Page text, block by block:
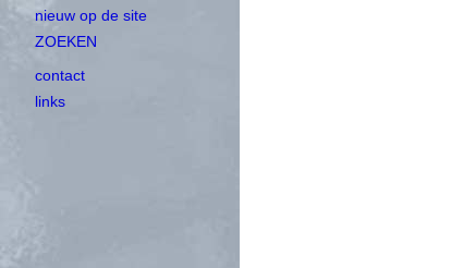
nieuw op de site
ZOEKEN
contact
links